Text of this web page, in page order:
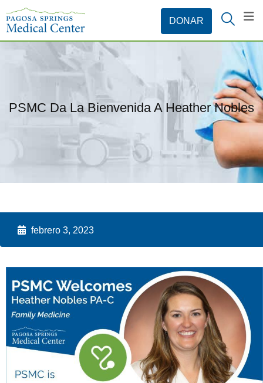
PSMC Da La Bienvenida A Heather Nobles
febrero 3, 2023